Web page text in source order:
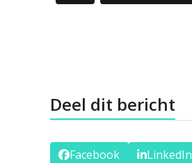
Deel dit bericht
Facebook LinkedIn